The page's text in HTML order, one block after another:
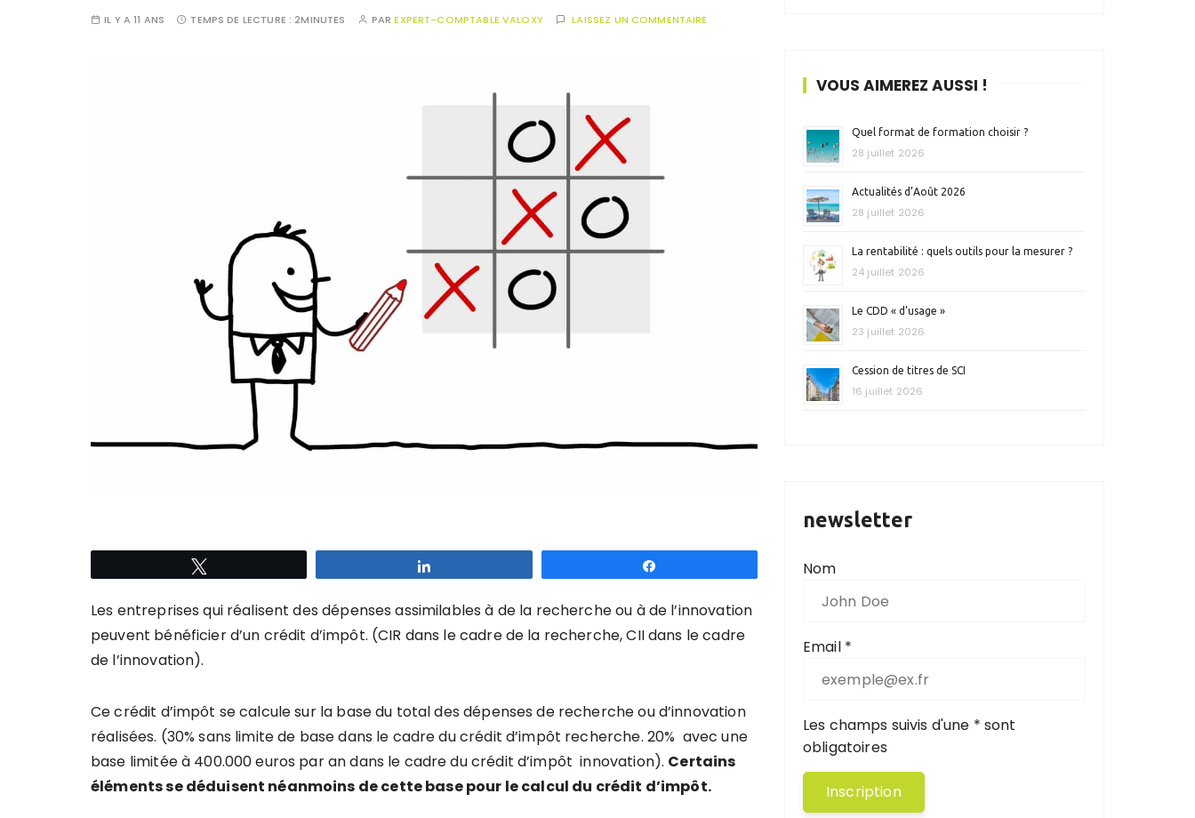
IL Y A 11 ANS TEMPS DE LECTURE :2MINUTES PAREXPERT-COMPTABLE VALOXY LAISSEZ UN COMMENTAIRE
Les entreprises qui réalisent des dépenses assimilables à de la recherche ou à de l’innovation
peuvent bénéficier d’un crédit d’impôt. (CIR dans le cadre de la recherche, CII dans le cadre
de l’innovation).
Ce crédit d’impôt se calcule sur la base du total des dépenses de recherche ou d’innovation
réalisées. (30% sans limite de base dans le cadre du crédit d’impôt recherche. 20% avec une
base limitée à 400.000 euros par an dans le cadre du crédit d’impôt innovation). Certains
éléments se déduisent néanmoins de cette base pour le calcul du crédit d’impôt.
VOUS AIMEREZ AUSSI !
Quel format de formation choisir ?
28 juillet 2026
Actualités d’Août 2026
28 juillet 2026
La rentabilité : quels outils pour la mesurer ?
24 juillet 2026
Le CDD « d’usage »
23 juillet 2026
Cession de titres de SCI
16 juillet 2026
newsletter
Nom
Email *
Les champs suivis d'une * sont
obligatoires